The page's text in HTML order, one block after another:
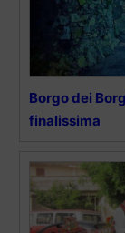
Borgo dei
finalissima